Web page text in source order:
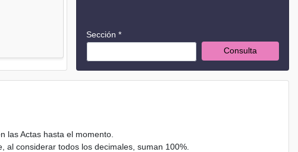
Sección *
Consulta
las Actas hasta el momento.
considerar todos los decimales, suman 100%.